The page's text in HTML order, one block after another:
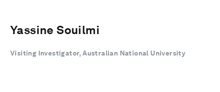
Yassine Souilmi
Visiting Investigator, Australian National University